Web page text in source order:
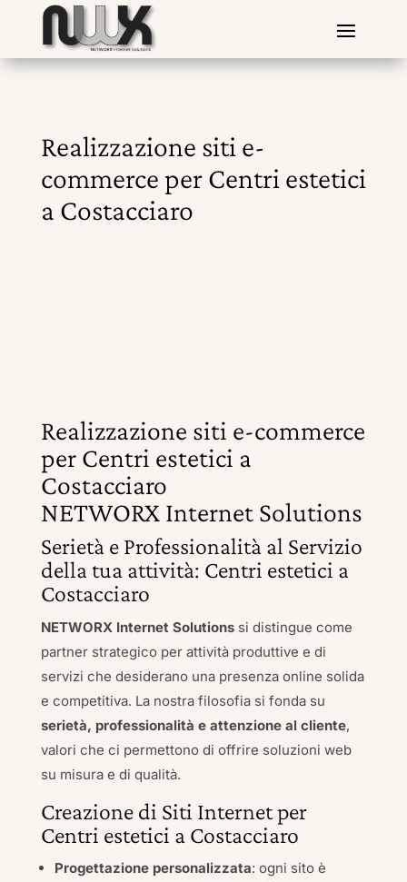
Realizzazione siti e-
commerce per Centri estetici
a Costacciaro
Realizzazione siti e-commerce
per Centri estetici a
Costacciaro
NETWORX Internet Solutions
Serietà e Professionalità al Servizio
della tua attività: Centri estetici a
Costacciaro
NETWORX Internet Solutionssi distingue come
partner strategico per attività produttive e di
servizi che desiderano una presenza online solida
e competitiva. La nostra filosofia si fonda su
serietà, professionalità e attenzione al cliente,
valori che ci permettono di offrire soluzioni web
su misura e di qualità.
Creazione di Siti Internet per
Centri estetici a Costacciaro
Progettazione personalizzata: ogni sito è